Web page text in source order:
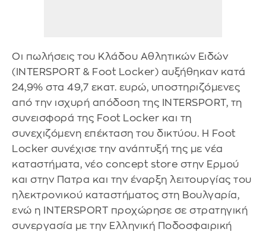
Οι πωλήσεις του Κλάδου Αθλητικών Ειδών
(INTERSPORT & Foot Locker) αυξήθηκαν κατά
24,9% στα 49,7 εκατ. ευρώ, υποστηριζόμενες
από την ισχυρή απόδοση της INTERSPORT, τη
συνεισφορά της Foot Locker και τη
συνεχιζόμενη επέκταση του δικτύου. Η Foot
Locker συνέχισε την ανάπτυξή της με νέα
καταστήματα, νέο concept store στην Ερμού
και στην Πατρα και την έναρξη λειτουργίας του
ηλεκτρονικού καταστήματος στη Βουλγαρία,
ενώ η INTERSPORT προχώρησε σε στρατηγική
συνεργασία με την Ελληνική Ποδοσφαιρική